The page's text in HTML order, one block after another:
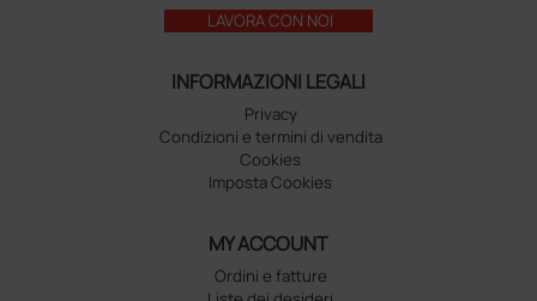
LAVORA CON NOI
INFORMAZIONI LEGALI
Privacy
Condizioni e termini di vendita
Cookies
Imposta Cookies
MY ACCOUNT
Ordini e fatture